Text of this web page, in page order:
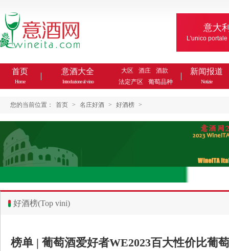
意大
L'unico
首页
Home
意酒大全
Introduzione al vino
大区 酒庄
酒款
法定产区
葡萄品种
新闻报道
Notizie
您的当前位置： 首页 > 名庄好酒 > 好酒榜 >
好酒榜(Top vini)
榜单 | 葡萄酒爱好者WE2023百大性价比葡